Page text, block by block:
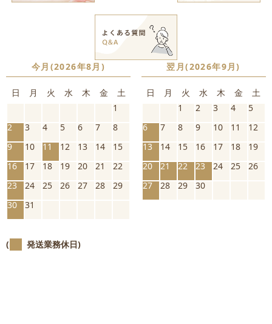
今月(2026年8月)
日 月 火 水 木 金
土
1
2
3 4 5 6 7
8
9
10 11 12 13 14
15
16
17 18 19 20 21
22
23
24 25 26 27 28
29
30
31
翌月(2026年9月)
日 月 火 水 木 金
土
1
2 3 4
5
6
7 8 9 10 11
12
13
14 15 16 17 18
19
20
21 22 23 24 25
26
27
28 29 30
( 発送業務休日)